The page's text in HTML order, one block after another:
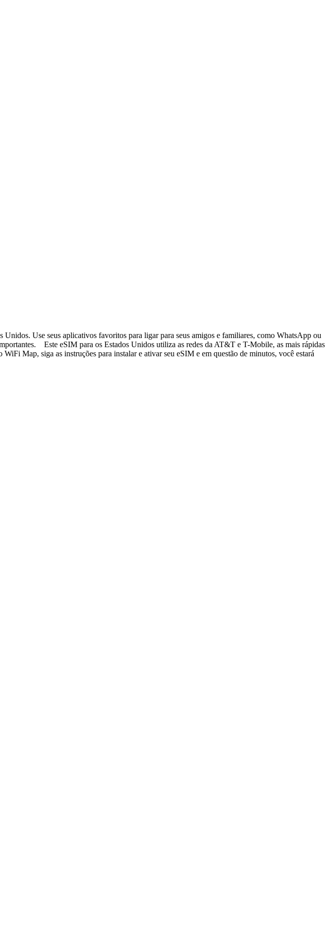
Use seus aplicativos favoritos para ligar para seus amigos e familiares, como WhatsApp ou
Este eSIM para os Estados Unidos utiliza as redes da AT&T e T-Mobile, as mais rápidas
Map, siga as instruções para instalar e ativar seu eSIM e em questão de minutos, você estará